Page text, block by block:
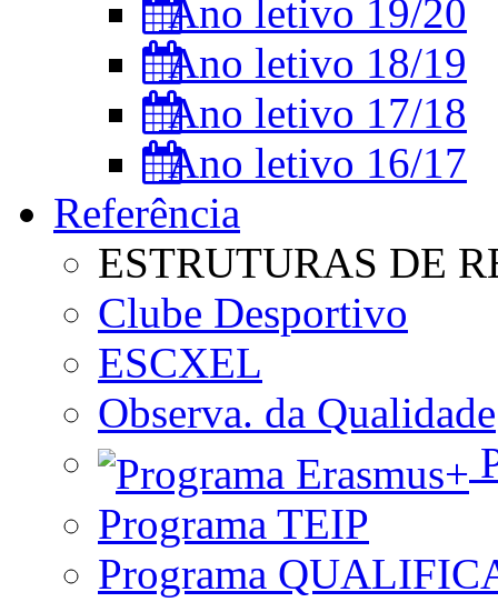
Ano letivo 19/20
Ano letivo 18/19
Ano letivo 17/18
Ano letivo 16/17
Referência
ESTRUTURAS DE
Clube Desportivo
ESCXEL
Observa. da Qualidade
Programa TEIP
Programa